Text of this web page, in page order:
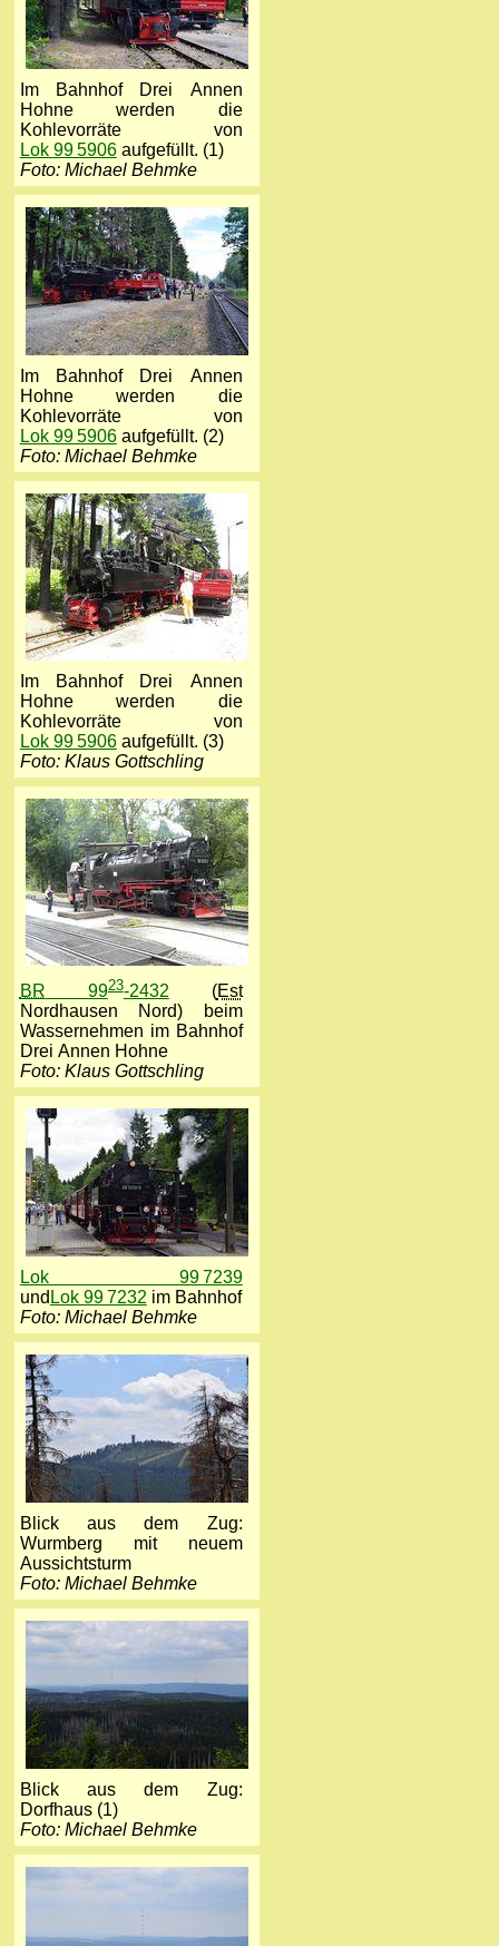
Im Bahnhof Drei Annen
Hohne werden die
Kohlevorräte von
Lok 99 5906aufgefüllt. (1)
Foto: Michael Behmke
Im Bahnhof Drei Annen
Hohne werden die
Kohlevorräte von
Lok 99 5906aufgefüllt. (2)
Foto: Michael Behmke
Im Bahnhof Drei Annen
Hohne werden die
Kohlevorräte von
Lok 99 5906aufgefüllt. (3)
Foto: Klaus Gottschling
BR 9923-2432 (Est
Nordhausen Nord) beim
Wassernehmen im Bahnhof
Drei Annen Hohne
Foto: Klaus Gottschling
Lok 99 7239
und Lok 99 7232 im Bahnhof
Foto: Michael Behmke
Blick aus dem Zug:
Wurmberg mit neuem
Aussichtsturm
Foto: Michael Behmke
Blick aus dem Zug:
Dorfhaus (1)
Foto: Michael Behmke